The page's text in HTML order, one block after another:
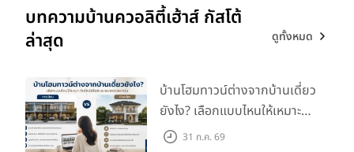
บทความบ้านควอลิตี้เฮ้าส์ กัสโต้
ล่าสุด
ดูทั้งหมด
บ้านโฮมทาวน์ต่างจากบ้านเดี่ยว
ยังไง? เลือกแบบไหนให้เหมาะ
กับไลฟ์สไตล์และอนาคตของ
31 ก.ค. 69